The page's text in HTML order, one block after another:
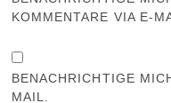
KOMMENTARE VIA E-
BENACHRICHTIGE
MAIL.